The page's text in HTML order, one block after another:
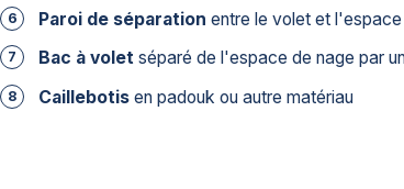
Paroi de séparation entre le volet et
Bac à voletséparé de l'espace de nage par
Caillebotisen padouk ou autre matériau